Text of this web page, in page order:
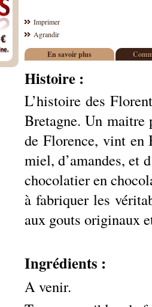
Imprimer
Agrandir
En savoir plus
Histoire :
L’histoire des
Bretagne. Un maitre
de Florence, vint en
miel, d’amandes, et
chocolatier en
à fabriquer les
aux gouts originaux
Ingrédients :
A venir.